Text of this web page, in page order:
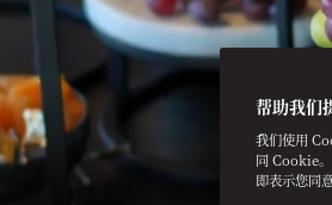
帮助我们
我们使用
同 Cookie
即表示您同